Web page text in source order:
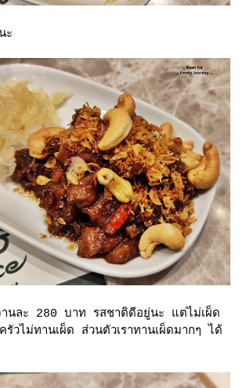
ะ
านละ 280 บาท รสชาติดีอยู่นะ แต่ไม่เผ็ด
รัวไม่ทานเผ็ด ส่วนตัวเราทานเผ็ดมากๆ ได้